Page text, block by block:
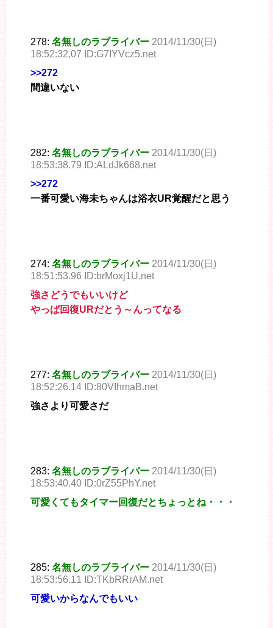
278: 名無しのラブライバー 2014/11/30(日)
18:52:32.07 ID:G7IYVcz5.net
>>272
間違いない
282: 名無しのラブライバー 2014/11/30(日)
18:53:38.79 ID:ALdJk668.net
>>272
一番可愛い海未ちゃんは浴衣UR覚醒だと思う
274: 名無しのラブライバー 2014/11/30(日)
18:51:53.96 ID:brMoxj1U.net
強さどうでもいいけど
やっぱ回復URだとう～んってなる
277: 名無しのラブライバー 2014/11/30(日)
18:52:26.14 ID:80VIhmaB.net
強さより可愛さだ
283: 名無しのラブライバー 2014/11/30(日)
18:53:40.40 ID:0rZ55PhY.net
可愛くてもタイマー回復だとちょっとね・・・
285: 名無しのラブライバー 2014/11/30(日)
18:53:56.11 ID:TKbRRrAM.net
可愛いからなんでもいい